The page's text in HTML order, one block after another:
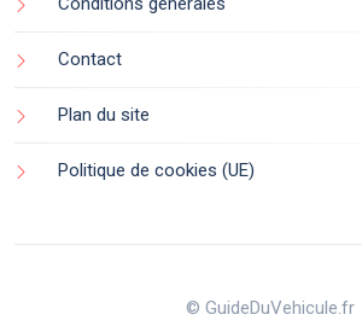
Contact
Plan du site
Politique de cookies (UE)
© GuideDuVehicule.fr